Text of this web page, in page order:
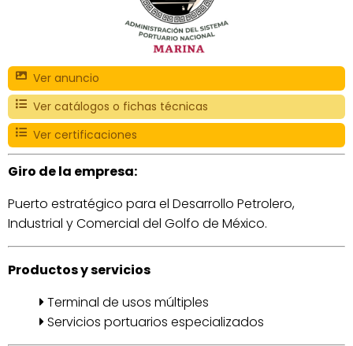
Ver anuncio
Ver catálogos o fichas técnicas
Ver certificaciones
Giro de la empresa:
Puerto estratégico para el Desarrollo Petrolero,
Industrial y Comercial del Golfo de México.
Productos y servicios
Terminal de usos múltiples
Servicios portuarios especializados